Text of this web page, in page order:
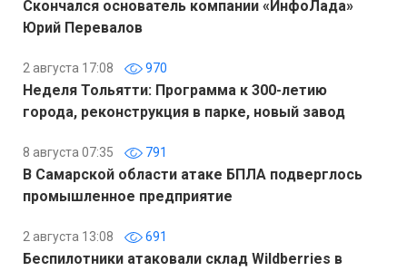
Скончался основатель компании «ИнфоЛада»
Юрий Перевалов
2 августа 17:08 970
Неделя Тольятти: Программа к 300-летию
города, реконструкция в парке, новый завод
8 августа 07:35 791
В Самарской области атаке БПЛА подверглось
промышленное предприятие
2 августа 13:08 691
Беспилотники атаковали склад Wildberries в